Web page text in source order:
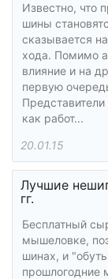
Известно, что
шины
сказывается
хода. Помимо
влияние и на
первую
как работ...
20.01.15
Лучшие
гг.
Бесплатный
мышеловке,
шинах, и
прошлогодние